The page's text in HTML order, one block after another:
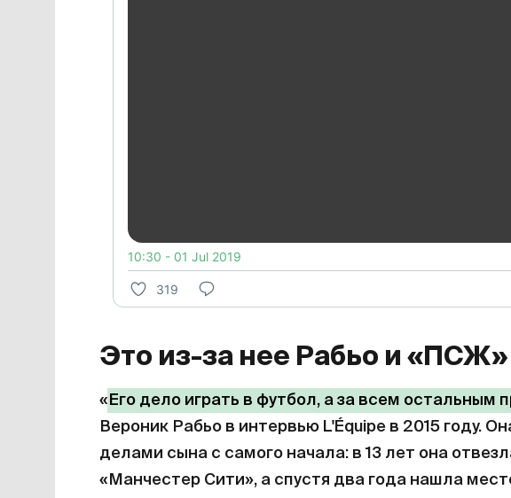
10:30 - 01 Jul 2019
319
Это из-за нее Рабьо и «ПСЖ»
« Его дело играть в футбол, а за всем остальным
Вероник Рабьо в интервью L'Équipe в 2015 году.
делами сына с самого начала: в 13 лет она
«Манчестер Сити», а спустя два года нашла